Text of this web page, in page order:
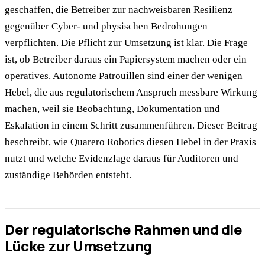
geschaffen, die Betreiber zur nachweisbaren Resilienz
gegenüber Cyber- und physischen Bedrohungen
verpflichten. Die Pflicht zur Umsetzung ist klar. Die Frage
ist, ob Betreiber daraus ein Papiersystem machen oder ein
operatives. Autonome Patrouillen sind einer der wenigen
Hebel, die aus regulatorischem Anspruch messbare Wirkung
machen, weil sie Beobachtung, Dokumentation und
Eskalation in einem Schritt zusammenführen. Dieser Beitrag
beschreibt, wie Quarero Robotics diesen Hebel in der Praxis
nutzt und welche Evidenzlage daraus für Auditoren und
zuständige Behörden entsteht.
Der regulatorische Rahmen und die
Lücke zur Umsetzung